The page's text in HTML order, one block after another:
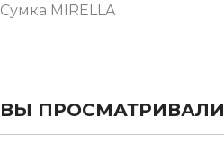
Сумка MIRELLA
ВЫ ПРОСМАТРИВАЛИ